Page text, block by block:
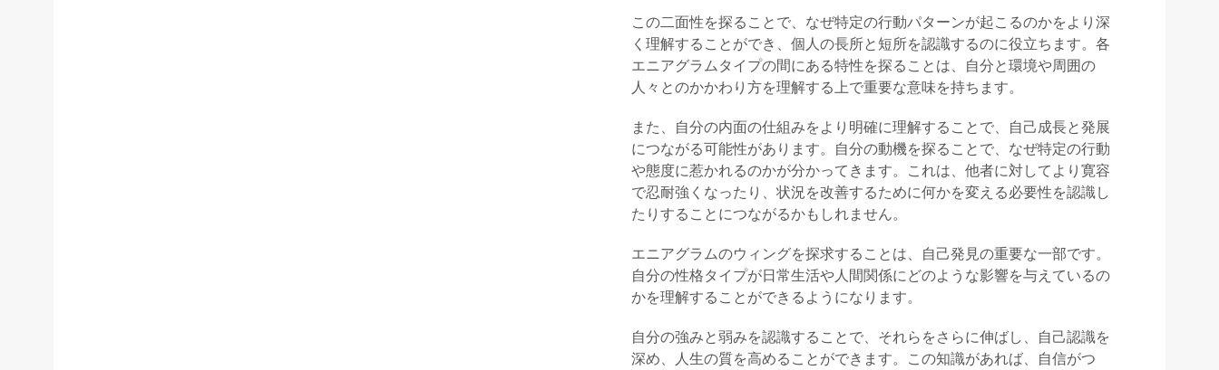
この二面性を探ることで、なぜ特定の行動パターンが起こるのかをより深
く理解することができ、個人の長所と短所を認識するのに役立ちます。各
エニアグラムタイプの間にある特性を探ることは、自分と環境や周囲の
人々とのかかわり方を理解する上で重要な意味を持ちます。
また、自分の内面の仕組みをより明確に理解することで、自己成長と発展
につながる可能性があります。自分の動機を探ることで、なぜ特定の行動
や態度に惹かれるのかが分かってきます。これは、他者に対してより寛容
で忍耐強くなったり、状況を改善するために何かを変える必要性を認識し
たりすることにつながるかもしれません。
エニアグラムのウィングを探求することは、自己発見の重要な一部です。
自分の性格タイプが日常生活や人間関係にどのような影響を与えているの
かを理解することができるようになります。
自分の強みと弱みを認識することで、それらをさらに伸ばし、自己認識を
深め、人生の質を高めることができます。この知識があれば、自信がつ